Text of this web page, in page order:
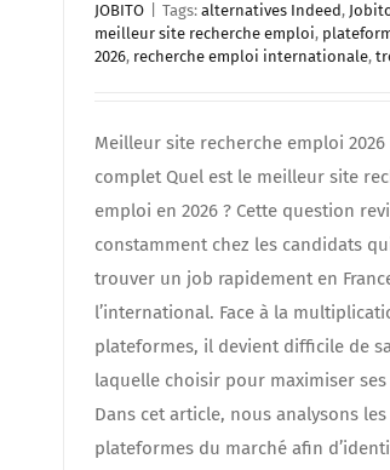
JOBITO
Tags: alternatives Indeed,
meilleur site recherche emploi,
2026, recherche emploi internationale,
Meilleur site recherche emploi
complet Quel est le meilleur site
emploi en 2026 ? Cette question
constamment chez les candidats
trouver un job rapidement en
l’international. Face à la
plateformes, il devient difficile de
laquelle choisir pour maximiser ses
Dans cet article, nous analysons
plateformes du marché afin